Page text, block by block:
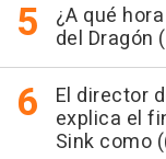
¿A qué
del Dragón
El director
explica el
Sink como